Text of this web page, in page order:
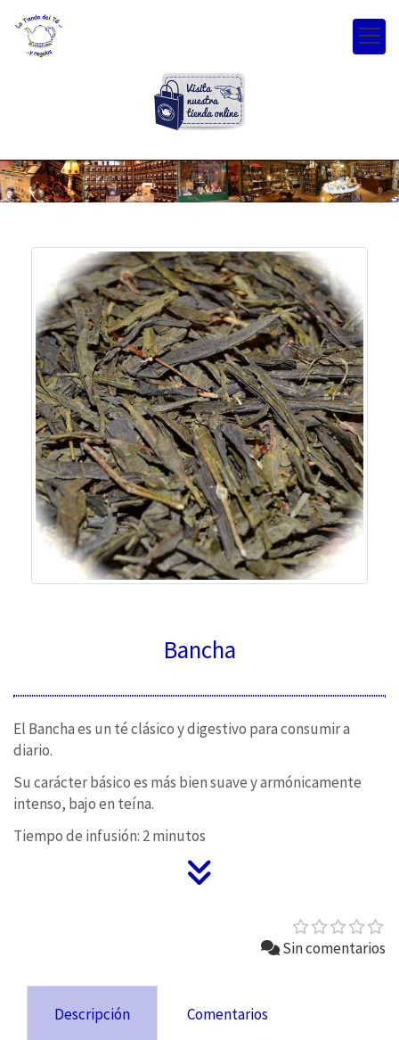
Bancha
El Bancha es un té clásico y digestivo para consumir a
diario.
Su carácter básico es más bien suave y armónicamente
intenso, bajo en teína.
Tiempo de infusión: 2 minutos
Sin comentarios
Descripción Comentarios